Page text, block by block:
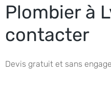
Plombier à
contacter
Devis gratuit et sans